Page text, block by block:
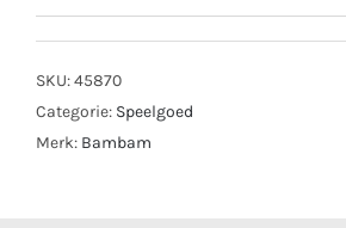
SKU:45870
Categorie: Speelgoed
Merk: Bambam